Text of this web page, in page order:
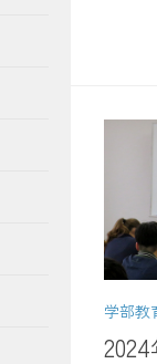
学部教